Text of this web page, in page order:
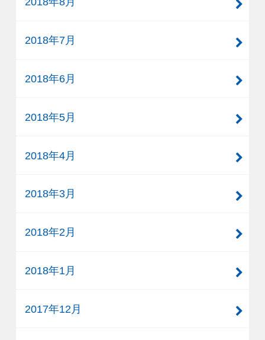
2018年7月
2018年6月
2018年5月
2018年4月
2018年3月
2018年2月
2018年1月
2017年12月